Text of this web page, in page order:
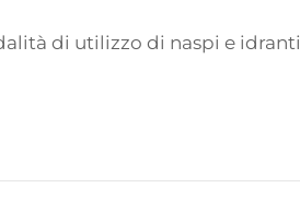
di utilizzo di naspi e idranti